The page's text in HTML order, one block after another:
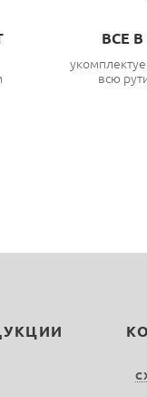
ВСЕ
всю